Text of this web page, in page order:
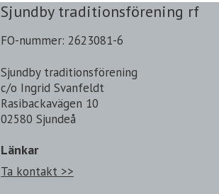
Sjundby traditionsförening rf
FO-nummer: 2623081-6
Sjundby traditionsförening
c/o Ingrid Svanfeldt
Rasibackavägen 10
02580 Sjundeå
Länkar
Ta kontakt >>